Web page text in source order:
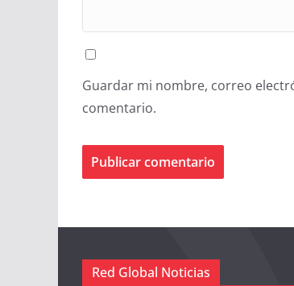
Guardar mi nombre, correo
comentario.
Red Global Noticias